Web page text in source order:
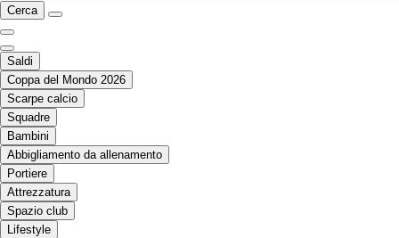
Cerca
Saldi
Coppa del Mondo 2026
Scarpe calcio
Squadre
Bambini
Abbigliamento da allenamento
Portiere
Attrezzatura
Spazio club
Lifestyle